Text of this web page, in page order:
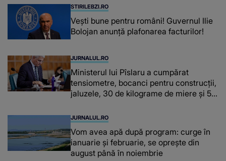
STIRILEBZI.RO
Vești bune pentru români! Guvernul Ilie
Bolojan anunță plafonarea facturilor!
JURNALUL.RO
Ministerul lui Pîslaru a cumpărat
tensiometre, bocanci pentru construcții,
jaluzele, 30 de kilograme de miere și 50
JURNALUL.RO
Vom avea apă după program: curge în
ianuarie și februarie, se oprește din
august până în noiembrie